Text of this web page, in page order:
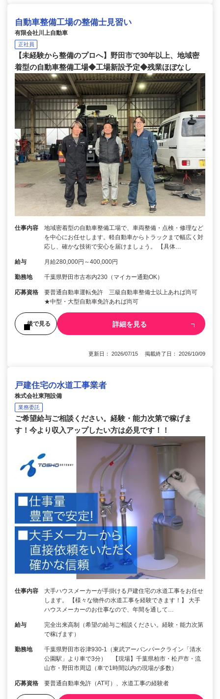
自動車整備工場の整備士見習い
有限会社川上自動車
正社員
【未経験から整備のプロへ】野田市で30年以上、地域密
着型の自動車整備工場◆工場新設予定◆残業ほぼなし
仕事内容
地域密着型の自動車整備工場で、車両整備・点検・修理など
を中心にお任せします。軽自動車からトラックまで幅広く対
応し、確かな技術で安心を届けましょう。 【具体…
給与 月給280,000円～400,000円
勤務地 千葉県野田市古布内230（マイカー通勤OK）
応募資格
要普通自動車運転免許 三級自動車整備士以上あれば尚可
★中型・大型自動車免許あれば尚可
後で見る 詳細を見る
更新日： 2026/07/15 掲載終了日： 2026/10/09
戸建住宅の水道工事業者
株式会社東翔設備
業務委託
ご希望給与ご相談ください。経験・能力次第で稼げま
す！今より収入アップしたい方は必見です！！
仕事内容
大手ハウスメーカーが手掛ける戸建住宅の水道工事をお任せ
します。 【様々な物件の水道工事を経験できます！】 大手
ハウスメーカーのお仕事なので、年間を通して…
給与
完全出来高制（希望の給与ご相談ください。経験・能力次第
で稼げます）
勤務地
千葉県野田市谷津930-1（東武アーバンパークライン「清水
公園駅」より車で3分） 【現場】千葉県柏市・松戸市・流
山市・野田市周辺（車で1時間以内の現場が多数）
応募資格 要普通自動車免許（AT可）、水道工事の経験者